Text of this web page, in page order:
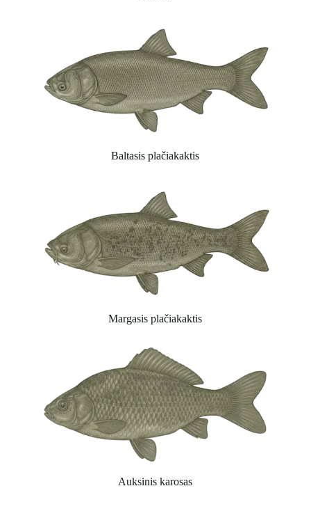
Baltasis plačiakaktis
Margasis plačiakaktis
Auksinis karosas